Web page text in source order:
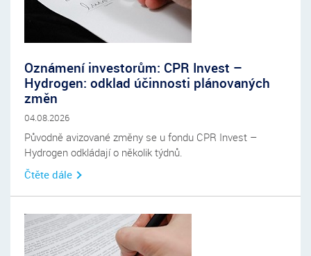
Oznámení investorům: CPR Invest –
Hydrogen: odklad účinnosti plánovaných
změn
04.08.2026
Původně avizované změny se u fondu CPR Invest –
Hydrogen odkládají o několik týdnů.
Čtěte dále